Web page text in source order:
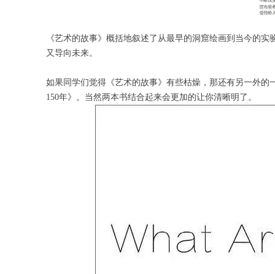
《艺术的故事》概括地叙述了从最早的洞窟绘画到当今的
又导向未来。
如果同学们觉得《艺术的故事》有些枯燥，那还有另一外
150年》。当然两本书结合起来会更加的让你清晰明了。